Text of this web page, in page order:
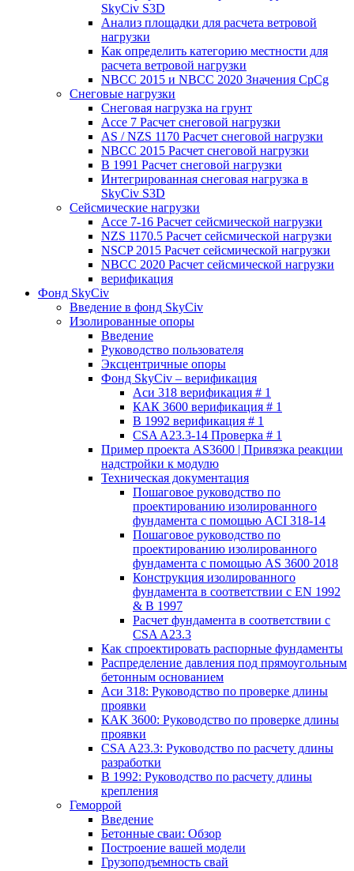
SkyCiv S3D
Анализ площадки для расчета ветровой
нагрузки
Как определить категорию местности для
расчета ветровой нагрузки
NBCC 2015 и NBCC 2020 Значения CpCg
Снеговые нагрузки
Снеговая нагрузка на грунт
Ассе 7 Расчет снеговой нагрузки
AS / NZS 1170 Расчет снеговой нагрузки
NBCC 2015 Расчет снеговой нагрузки
В 1991 Расчет снеговой нагрузки
Интегрированная снеговая нагрузка в
SkyCiv S3D
Сейсмические нагрузки
Ассе 7-16 Расчет сейсмической нагрузки
NZS 1170.5 Расчет сейсмической нагрузки
NSCP 2015 Расчет сейсмической нагрузки
NBCC 2020 Расчет сейсмической нагрузки
верификация
Фонд SkyCiv
Введение в фонд SkyCiv
Изолированные опоры
Введение
Руководство пользователя
Эксцентричные опоры
Фонд SkyCiv – верификация
Аси 318 верификация # 1
КАК 3600 верификация # 1
В 1992 верификация # 1
CSA A23.3-14 Проверка # 1
Пример проекта AS3600 | Привязка реакции
надстройки к модулю
Техническая документация
Пошаговое руководство по
проектированию изолированного
фундамента с помощью ACI 318-14
Пошаговое руководство по
проектированию изолированного
фундамента с помощью AS 3600 2018
Конструкция изолированного
фундамента в соответствии с EN 1992
& В 1997
Расчет фундамента в соответствии с
CSA A23.3
Как спроектировать распорные фундаменты
Распределение давления под прямоугольным
бетонным основанием
Аси 318: Руководство по проверке длины
проявки
КАК 3600: Руководство по проверке длины
проявки
CSA A23.3: Руководство по расчету длины
разработки
В 1992: Руководство по расчету длины
крепления
Геморрой
Введение
Бетонные сваи: Обзор
Построение вашей модели
Грузоподъемность свай